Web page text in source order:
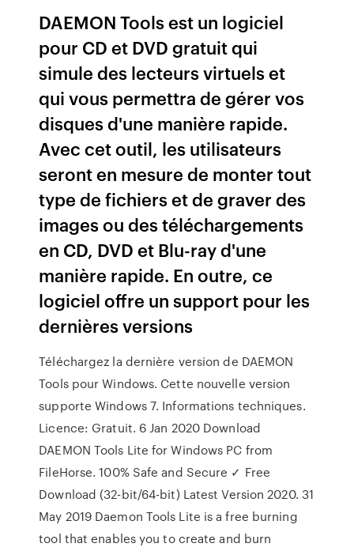
DAEMON Tools est un logiciel
pour CD et DVD gratuit qui
simule des lecteurs virtuels et
qui vous permettra de gérer vos
disques d'une manière rapide.
Avec cet outil, les utilisateurs
seront en mesure de monter tout
type de fichiers et de graver des
images ou des téléchargements
en CD, DVD et Blu-ray d'une
manière rapide. En outre, ce
logiciel offre un support pour les
dernières versions
Téléchargez la dernière version de DAEMON
Tools pour Windows. Cette nouvelle version
supporte Windows 7. Informations techniques.
Licence: Gratuit. 6 Jan 2020 Download
DAEMON Tools Lite for Windows PC from
FileHorse. 100% Safe and Secure ✓ Free
Download (32-bit/64-bit) Latest Version 2020. 31
May 2019 Daemon Tools Lite is a free burning
tool that enables you to create and burn